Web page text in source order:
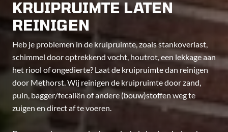
KRUIPRUIMTE LATEN
REINIGEN
Heb je problemen in de kruipruimte, zoals stankoverlast,
schimmel door optrekkend vocht, houtrot, een lekkage aan
het riool of ongedierte? Laat de kruipruimte dan reinigen
door Methorst. Wij reinigen de kruipruimte door zand,
puin, bagger/fecaliën of andere (bouw)stoffen weg te
zuigen en direct af te voeren.